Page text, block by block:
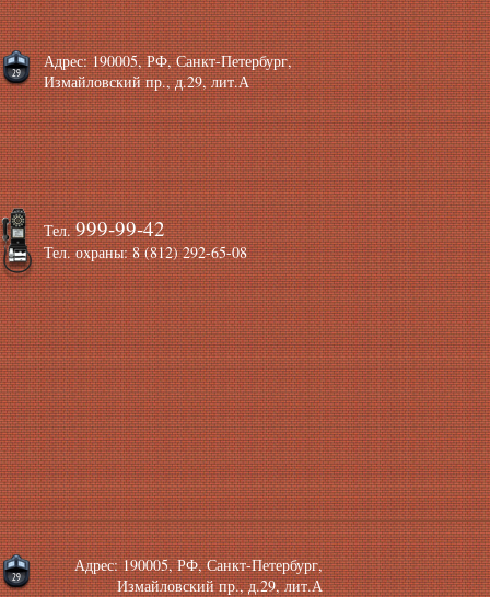
Аренда офиса Технологический институт
Аренда помещений Фрунзенская
Тел.999-99-42
Тел. охраны: 8 (812) 292-65-08
Адрес: 190005, РФ, Санкт-Петербург,
Измайловский пр., д.29, лит.А
Адрес: 190005, РФ, Санкт-Петербург,
Измайловский пр., д.29, лит.А